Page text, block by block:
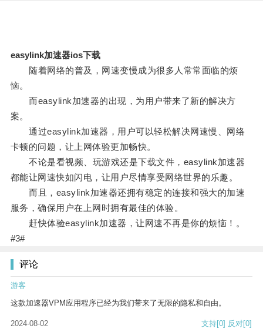
easylink加速器ios下载
随着网络的普及，网速变慢成为很多人常常面临的烦
恼。
而easylink加速器的出现，为用户带来了新的解决方
案。
通过easylink加速器，用户可以轻松解决网速慢、网络
卡顿的问题，让上网体验更加畅快。
不论是看视频、玩游戏还是下载文件，easylink加速器
都能让网速快如闪电，让用户尽情享受网络世界的乐趣。
而且，easylink加速器还拥有稳定的连接和强大的加速
服务，确保用户在上网时拥有最佳的体验。
赶快体验easylink加速器，让网速不再是你的烦恼！。
#3#
评论
游客
这款加速器VPM应用程序已经为我们带来了无限的隐私和自由。
2024-08-02 支持[0] 反对[0]